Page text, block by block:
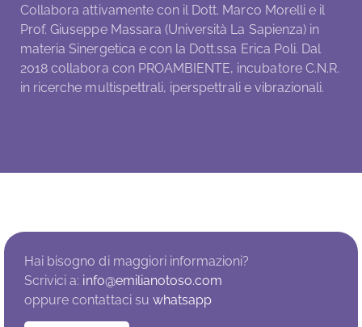
Collabora attivamente con il Dott. Marco Morelli e il
Prof. Giuseppe Massara (Università La Sapienza) in
materia Sinergetica e con la Dott.ssa Erica Poli. Dal
2018 collabora con PROAMBIENTE, incubatore C.N.R.
in ricerche multispettrali, iperspettrali e vibrazionali.
Hai bisogno di maggiori informazioni?
Scrivici a: info@emilianotoso.com
oppure contattaci su whatsapp